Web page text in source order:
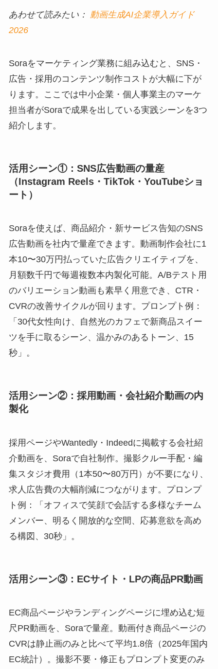
あわせて読みたい： 動画生成AI企業導入ガイド
2026
Soraをマーケティング業務に組み込むと、SNS・
広告・採用のコンテンツ制作コストが大幅に下が
ります。ここでは中小企業・個人事業主のマーケ
担当者がSoraで成果を出している実践シーンを3つ
紹介します。
活用シーン①：SNS広告動画の量産
（Instagram Reels・TikTok・YouTubeショ
ート）
Soraを使えば、商品紹介・新サービス告知のSNS
広告動画を社内で量産できます。動画制作会社に1
本10〜30万円払っていた広告クリエイティブを、
月額数千円で毎週複数本内製化可能。A/Bテスト用
のバリエーション動画も素早く用意でき、CTR・
CVRの改善サイクルが回ります。プロンプト例：
「30代女性向け、自然光のカフェで新商品スイー
ツを手に取るシーン、温かみのあるトーン、15
秒」。
活用シーン②：採用動画・会社紹介動画の内
製化
採用ページやWantedly・Indeedに掲載する会社紹
介動画を、Soraで自社制作。撮影クルー手配・編
集スタジオ費用（1本50〜80万円）が不要になり、
求人広告費の大幅削減につながります。プロンプ
ト例：「オフィスで笑顔で会話する多様なチーム
メンバー、明るく開放的な空間、応募意欲を高め
る構図、30秒」。
活用シーン③：ECサイト・LPの商品PR動画
EC商品ページやランディングページに埋め込む短
尺PR動画を、Soraで量産。動画付き商品ページの
CVRは静止画のみと比べて平均1.8倍（2025年国内
EC統計）。撮影不要・修正もプロンプト変更のみ